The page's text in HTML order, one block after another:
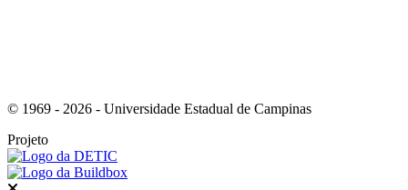
© 1969 - 2026 - Universidade Estadual de Campinas
Projeto